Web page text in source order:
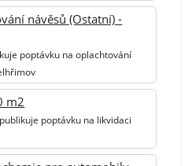
návěsů (Ostatní) -
poptávku na oplachtování
m2
poptávku na likvidaci